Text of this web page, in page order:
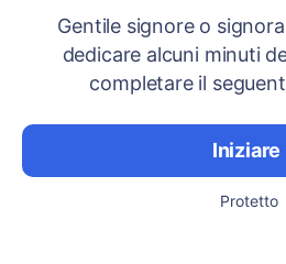
Gentile signore o
dedicare alcuni minuti
completare il
Iniziare
Protetto